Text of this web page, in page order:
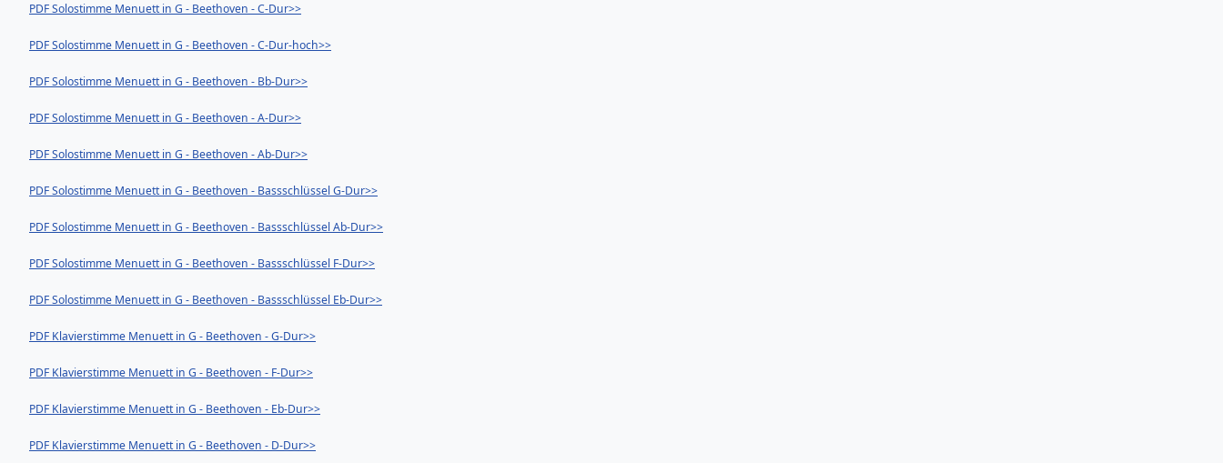
PDF Solostimme Menuett in G - Beethoven - C-Dur>>
PDF Solostimme Menuett in G - Beethoven - C-Dur-hoch>>
PDF Solostimme Menuett in G - Beethoven - Bb-Dur>>
PDF Solostimme Menuett in G - Beethoven - A-Dur>>
PDF Solostimme Menuett in G - Beethoven - Ab-Dur>>
PDF Solostimme Menuett in G - Beethoven - Bassschlüssel G-Dur>>
PDF Solostimme Menuett in G - Beethoven - Bassschlüssel Ab-Dur>>
PDF Solostimme Menuett in G - Beethoven - Bassschlüssel F-Dur>>
PDF Solostimme Menuett in G - Beethoven - Bassschlüssel Eb-Dur>>
PDF Klavierstimme Menuett in G - Beethoven - G-Dur>>
PDF Klavierstimme Menuett in G - Beethoven - F-Dur>>
PDF Klavierstimme Menuett in G - Beethoven - Eb-Dur>>
PDF Klavierstimme Menuett in G - Beethoven - D-Dur>>